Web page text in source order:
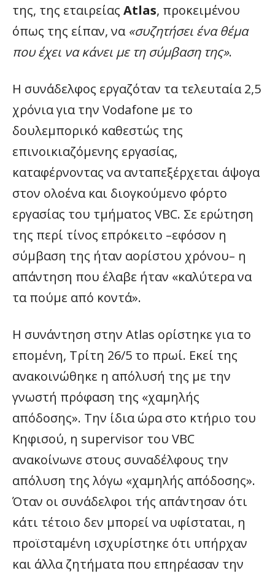
της, της εταιρείας Atlas, προκειμένου
όπως της είπαν, να «συζητήσει ένα θέμα
που έχει να κάνει με τη σύμβαση της».
Η συνάδελφος εργαζόταν τα τελευταία 2,5
χρόνια για την Vodafone με το
δουλεμπορικό καθεστώς της
επινοικιαζόμενης εργασίας,
καταφέρνοντας να ανταπεξέρχεται άψογα
στον ολοένα και διογκούμενο φόρτο
εργασίας του τμήματος VBC. Σε ερώτηση
της περί τίνος επρόκειτο –εφόσον η
σύμβαση της ήταν αορίστου χρόνου– η
απάντηση που έλαβε ήταν «καλύτερα να
τα πούμε από κοντά».
Η συνάντηση στην Atlas ορίστηκε για το
επομένη, Τρίτη 26/5 το πρωί. Εκεί της
ανακοινώθηκε η απόλυσή της με την
γνωστή πρόφαση της «χαμηλής
απόδοσης». Την ίδια ώρα στο κτήριο του
Κηφισού, η supervisor του VBC
ανακοίνωνε στους συναδέλφους την
απόλυση της λόγω «χαμηλής απόδοσης».
Όταν οι συνάδελφοι τής απάντησαν ότι
κάτι τέτοιο δεν μπορεί να υφίσταται, η
προϊσταμένη ισχυρίστηκε ότι υπήρχαν
και άλλα ζητήματα που επηρέασαν την